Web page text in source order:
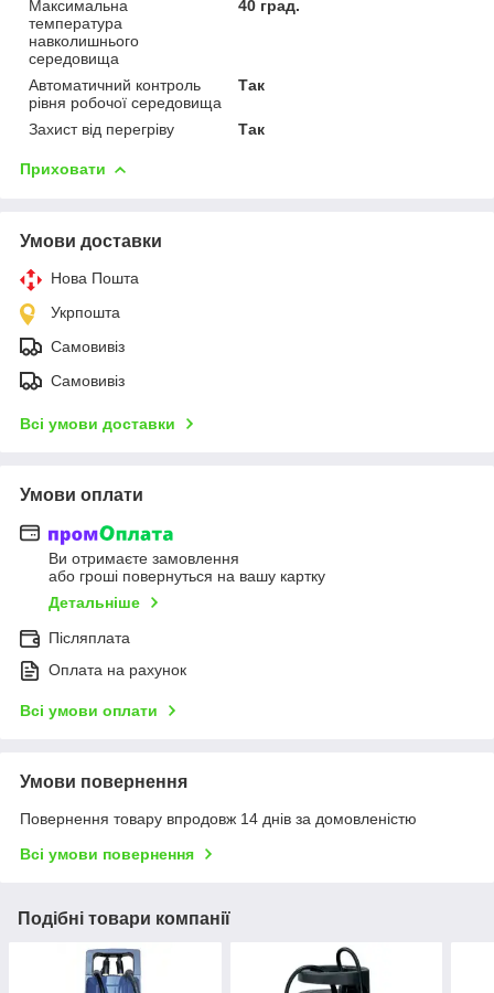
Максимальна
температура
навколишнього
середовища
40 град.
Автоматичний контроль
рівня робочої середовища
Так
Захист від перегріву Так
Приховати
Умови доставки
Нова Пошта
Укрпошта
Самовивіз
Самовивіз
Всі умови доставки
Умови оплати
Ви отримаєте замовлення
або гроші повернуться на вашу картку
Детальніше
Післяплата
Оплата на рахунок
Всі умови оплати
Умови повернення
Повернення товару впродовж 14 днів за домовленістю
Всі умови повернення
Подібні товари компанії